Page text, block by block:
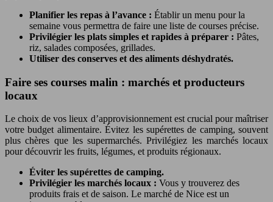
Planifier les repas à l’avance : Établir un menu pour la
semaine vous permettra de faire une liste de courses précise.
Privilégier les plats simples et rapides à préparer : Pâtes,
riz, salades composées, grillades.
Utiliser des conserves et des aliments déshydratés.
Faire ses courses malin : marchés et producteurs
locaux
Le choix de vos lieux d’approvisionnement est crucial pour maîtriser
votre budget alimentaire. Évitez les supérettes de camping, souvent
plus chères que les supermarchés. Privilégiez les marchés locaux
pour découvrir les fruits, légumes, et produits régionaux.
Éviter les supérettes de camping.
Privilégier les marchés locaux : Vous y trouverez des
produits frais et de saison. Le marché de Nice est un